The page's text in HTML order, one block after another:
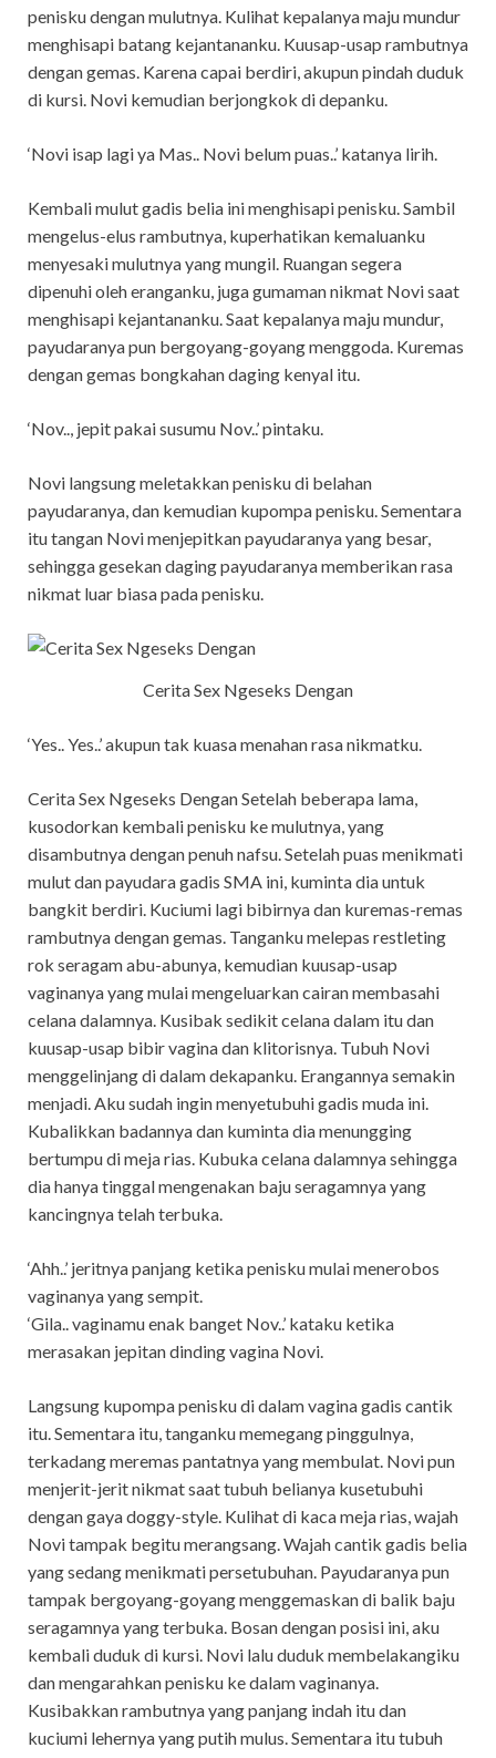
penisku dengan mulutnya. Kulihat kepalanya maju mundur
menghisapi batang kejantananku. Kuusap-usap rambutnya
dengan gemas. Karena capai berdiri, akupun pindah duduk
di kursi. Novi kemudian berjongkok di depanku.
‘Novi isap lagi ya Mas.. Novi belum puas..’ katanya lirih.
Kembali mulut gadis belia ini menghisapi penisku. Sambil
mengelus-elus rambutnya, kuperhatikan kemaluanku
menyesaki mulutnya yang mungil. Ruangan segera
dipenuhi oleh eranganku, juga gumaman nikmat Novi saat
menghisapi kejantananku. Saat kepalanya maju mundur,
payudaranya pun bergoyang-goyang menggoda. Kuremas
dengan gemas bongkahan daging kenyal itu.
‘Nov.., jepit pakai susumu Nov..’ pintaku.
Novi langsung meletakkan penisku di belahan
payudaranya, dan kemudian kupompa penisku. Sementara
itu tangan Novi menjepitkan payudaranya yang besar,
sehingga gesekan daging payudaranya memberikan rasa
nikmat luar biasa pada penisku.
Cerita Sex Ngeseks Dengan
‘Yes.. Yes..’ akupun tak kuasa menahan rasa nikmatku.
Cerita Sex Ngeseks Dengan Setelah beberapa lama,
kusodorkan kembali penisku ke mulutnya, yang
disambutnya dengan penuh nafsu. Setelah puas menikmati
mulut dan payudara gadis SMA ini, kuminta dia untuk
bangkit berdiri. Kuciumi lagi bibirnya dan kuremas-remas
rambutnya dengan gemas. Tanganku melepas restleting
rok seragam abu-abunya, kemudian kuusap-usap
vaginanya yang mulai mengeluarkan cairan membasahi
celana dalamnya. Kusibak sedikit celana dalam itu dan
kuusap-usap bibir vagina dan klitorisnya. Tubuh Novi
menggelinjang di dalam dekapanku. Erangannya semakin
menjadi. Aku sudah ingin menyetubuhi gadis muda ini.
Kubalikkan badannya dan kuminta dia menungging
bertumpu di meja rias. Kubuka celana dalamnya sehingga
dia hanya tinggal mengenakan baju seragamnya yang
kancingnya telah terbuka.
‘Ahh..’ jeritnya panjang ketika penisku mulai menerobos
vaginanya yang sempit.
‘Gila.. vaginamu enak banget Nov..’ kataku ketika
merasakan jepitan dinding vagina Novi.
Langsung kupompa penisku di dalam vagina gadis cantik
itu. Sementara itu, tanganku memegang pinggulnya,
terkadang meremas pantatnya yang membulat. Novi pun
menjerit-jerit nikmat saat tubuh belianya kusetubuhi
dengan gaya doggy-style. Kulihat di kaca meja rias, wajah
Novi tampak begitu merangsang. Wajah cantik gadis belia
yang sedang menikmati persetubuhan. Payudaranya pun
tampak bergoyang-goyang menggemaskan di balik baju
seragamnya yang terbuka. Bosan dengan posisi ini, aku
kembali duduk di kursi. Novi lalu duduk membelakangiku
dan mengarahkan penisku ke dalam vaginanya.
Kusibakkan rambutnya yang panjang indah itu dan
kuciumi lehernya yang putih mulus. Sementara itu tubuh